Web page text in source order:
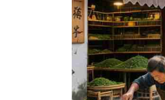
从西湖边驱车不过十来分钟，沿着